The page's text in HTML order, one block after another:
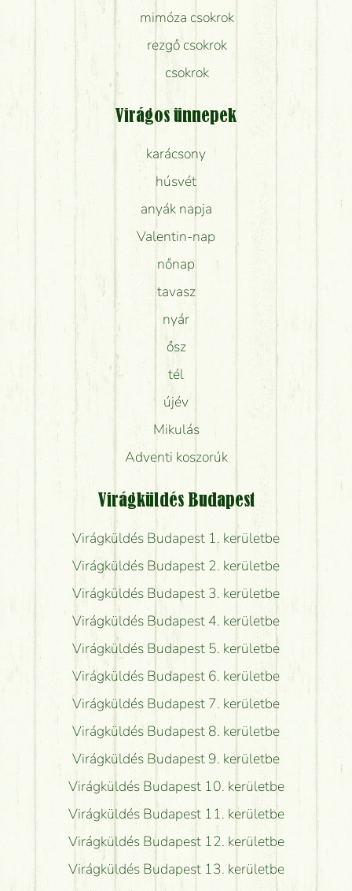
mimóza csokrok
rezgő csokrok
csokrok
Virágos ünnepek
karácsony
húsvét
anyák napja
Valentin-nap
nőnap
tavasz
nyár
ősz
tél
újév
Mikulás
Adventi koszorúk
Virágküldés Budapest
Virágküldés Budapest 1. kerületbe
Virágküldés Budapest 2. kerületbe
Virágküldés Budapest 3. kerületbe
Virágküldés Budapest 4. kerületbe
Virágküldés Budapest 5. kerületbe
Virágküldés Budapest 6. kerületbe
Virágküldés Budapest 7. kerületbe
Virágküldés Budapest 8. kerületbe
Virágküldés Budapest 9. kerületbe
Virágküldés Budapest 10. kerületbe
Virágküldés Budapest 11. kerületbe
Virágküldés Budapest 12. kerületbe
Virágküldés Budapest 13. kerületbe